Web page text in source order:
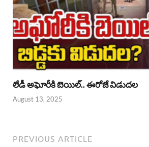
లేడీ అఘోరీకి బెయిల్.. ఈరోజే విడుదల
August 13, 2025
PREVIOUS ARTICLE